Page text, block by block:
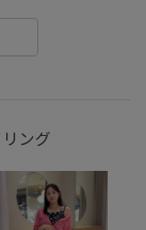
レートパンツ
ェミニン
リエステル
シルエット
ング